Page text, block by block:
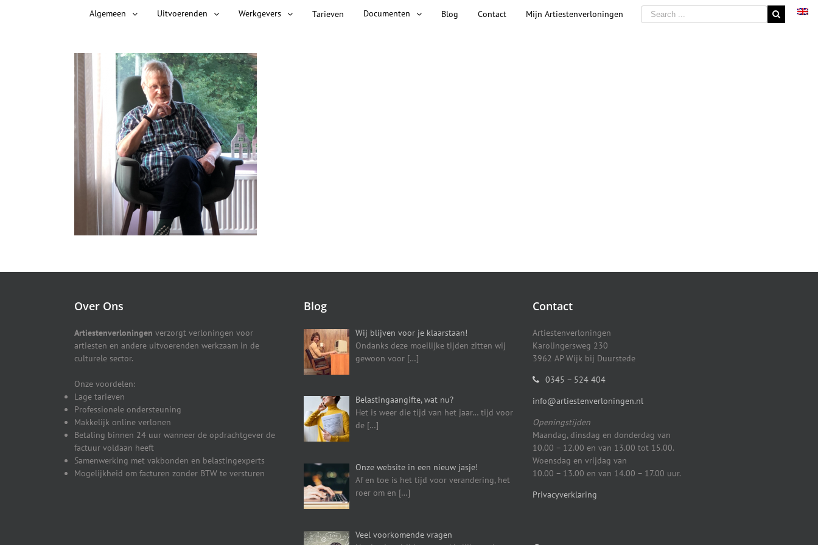
Algemeen Uitvoerenden Werkgevers Tarieven Documenten Blog Contact Mijn Artiestenverloningen
Over Ons
Artiestenverloningen verzorgt verloningen voor
artiesten en andere uitvoerenden werkzaam in de
culturele sector.
Onze voordelen:
Lage tarieven
Professionele ondersteuning
Makkelijk online verlonen
Betaling binnen 24 uur wanneer de opdrachtgever de
factuur voldaan heeft
Samenwerking met vakbonden en belastingexperts
Mogelijkheid om facturen zonder BTW te versturen
Blog
Wij blijven voor je klaarstaan!
Ondanks deze moeilijke tijden zitten wij
gewoon voor […]
Belastingaangifte, wat nu?
Het is weer die tijd van het jaar… tijd voor
de […]
Onze website in een nieuw jasje!
Af en toe is het tijd voor verandering, het
roer om en […]
Veel voorkomende vragen
Contact
Artiestenverloningen
Karolingersweg 230
3962 AP Wijk bij Duurstede
0345 – 524 404
info@artiestenverloningen.nl
Openingstijden
Maandag, dinsdag en donderdag van
10.00 – 12.00 en van 13.00 tot 15.00.
Woensdag en vrijdag van
10.00 – 13.00 en van 14.00 – 17.00 uur.
Privacyverklaring